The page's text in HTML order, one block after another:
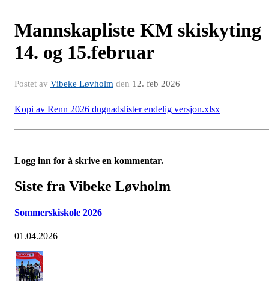
Mannskapliste KM skiskyting
14. og 15.februar
Postet av Vibeke Løvholm den 12. feb 2026
Kopi av Renn 2026 dugnadslister endelig versjon.xlsx
Logg inn for å skrive en kommentar.
Siste fra Vibeke Løvholm
Sommerskiskole 2026
01.04.2026